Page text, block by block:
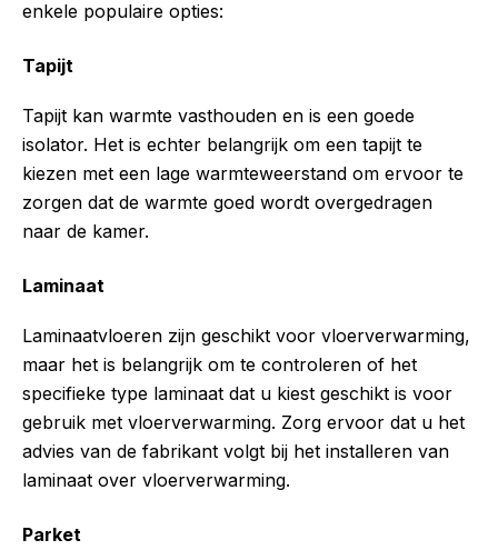
enkele populaire opties:
Tapijt
Tapijt kan warmte vasthouden en is een goede
isolator. Het is echter belangrijk om een tapijt te
kiezen met een lage warmteweerstand om ervoor te
zorgen dat de warmte goed wordt overgedragen
naar de kamer.
Laminaat
Laminaatvloeren zijn geschikt voor vloerverwarming,
maar het is belangrijk om te controleren of het
specifieke type laminaat dat u kiest geschikt is voor
gebruik met vloerverwarming. Zorg ervoor dat u het
advies van de fabrikant volgt bij het installeren van
laminaat over vloerverwarming.
Parket